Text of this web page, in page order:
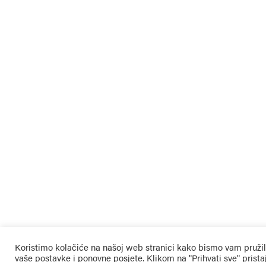
Koristimo kolačiće na našoj web stranici kako bismo vam
vaše postavke i ponovne posjete. Klikom na "Prihvati sve"